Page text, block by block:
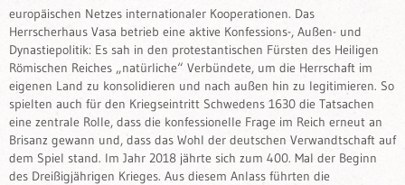
europäischen Netzes internationaler Kooperationen. Das
Herrscherhaus Vasa betrieb eine aktive Konfessions-, Außen- und
Dynastiepolitik: Es sah in den protestantischen Fürsten des Heiligen
Römischen Reiches „natürliche“ Verbündete, um die Herrschaft im
eigenen Land zu konsolidieren und nach außen hin zu legitimieren. So
spielten auch für den Kriegseintritt Schwedens 1630 die Tatsachen
eine zentrale Rolle, dass die konfessionelle Frage im Reich erneut an
Brisanz gewann und, dass das Wohl der deutschen Verwandtschaft auf
dem Spiel stand. Im Jahr 2018 jährte sich zum 400. Mal der Beginn
des Dreißigjährigen Krieges. Aus diesem Anlass führten die